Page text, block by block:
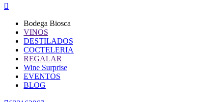

Bodega Biosca
VINOS
DESTILADOS
COCTELERIA
REGALAR
Wine Surprise
EVENTOS
BLOG